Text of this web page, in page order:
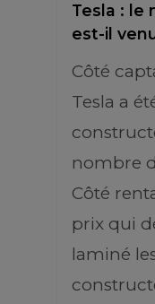
Tesla : le
est-il
Côté
Tesla a
nombre
Côté
prix qui
laminé